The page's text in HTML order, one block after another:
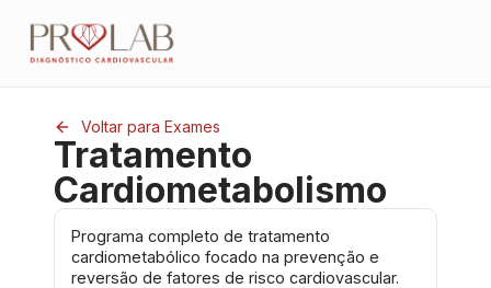
Voltar para Exames
Tratamento
Cardiometabolismo
Programa completo de tratamento
cardiometabólico focado na prevenção e
reversão de fatores de risco cardiovascular.